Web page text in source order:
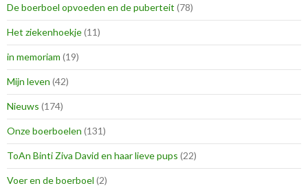
De boerboel opvoeden en de puberteit (78)
Het ziekenhoekje(11)
in memoriam (19)
Mijn leven (42)
Nieuws (174)
Onze boerboelen (131)
ToAn Binti Ziva David en haar lieve pups (22)
Voer en de boerboel (2)